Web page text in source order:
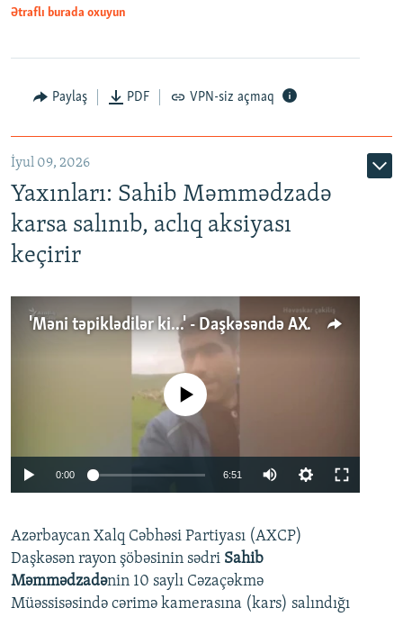
Ətraflı burada oxuyun
Paylaş PDF VPN-siz açmaq
İyul 09, 2026
Yaxınları: Sahib Məmmədzadə
karsa salınıb, aclıq aksiyası
keçirir
'Məni təpiklədilər ki...' - Daşkəsəndə AXCP fəalının yaxınları onun həbsinə etiraz edirlər
Auto 240p 360p
720p 1080p
No media source currently available
0:00 6:51
360p
720p
Azərbaycan Xalq Cəbhəsi Partiyası (AXCP)
Daşkəsən rayon şöbəsinin sədri Sahib
Məmmədzadənin 10 saylı Cəzaçəkmə
Müəssisəsində cərimə kamerasına (kars) salındığı